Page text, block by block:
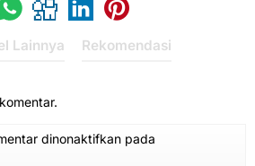
Lainnya Rekomendasi
dinonaktifkan pada